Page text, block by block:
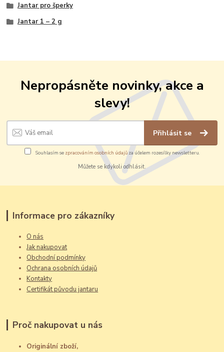
Jantar pro šperky
Jantar 1 – 2 g
Nepropásněte novinky, akce a
slevy!
Přihlásit se
Souhlasím se zpracováním osobních údajůza účelem rozesílky newsletteru.
Můžete se kdykoli odhlásit.
Informace pro zákazníky
O nás
Jak nakupovat
Obchodní podmínky
Ochrana osobních údajů
Kontakty
Certifikát původu jantaru
Proč nakupovat u nás
Originální zboží,